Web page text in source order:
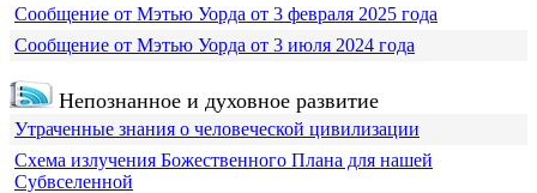
Сообщение от Мэтью Уорда от 3 февраля 2025 года
Сообщение от Мэтью Уорда от 3 июля 2024 года
Непознанное и духовное развитие
Утраченные знания о человеческой цивилизации
Схема излучения Божественного Плана для нашей
Субвселенной